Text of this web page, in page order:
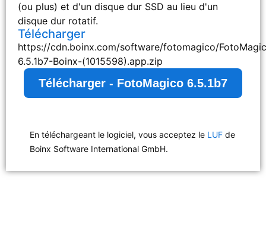
(ou plus) et d'un disque dur SSD au lieu d'un
disque dur rotatif.
Télécharger
https://cdn.boinx.com/software/fotomagico/
6.5.1b7-Boinx-(1015598).app.zip
Télécharger - FotoMagico 6.5.1b7
En téléchargeant le logiciel, vous acceptez le LUF de
Boinx Software International GmbH.